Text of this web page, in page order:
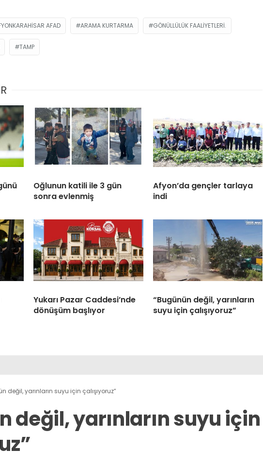
AFAD ARAMA KURTARMA GÖNÜLLÜLÜK FAALIYETLERI.
TAMP
Oğlunun katili ile 3 gün
sonra evlenmiş
Afyon’da gençler tarlaya
indi
Yukarı Pazar Caddesi’nde
dönüşüm başlıyor
“Bugünün değil, yarınların
suyu için çalışıyoruz”
değil, yarınların suyu için çalışıyoruz”
değil, yarınların suyu için